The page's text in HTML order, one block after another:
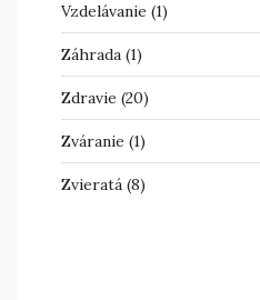
Vzdelávanie (1)
Záhrada (1)
Zdravie (20)
Zváranie (1)
Zvieratá (8)